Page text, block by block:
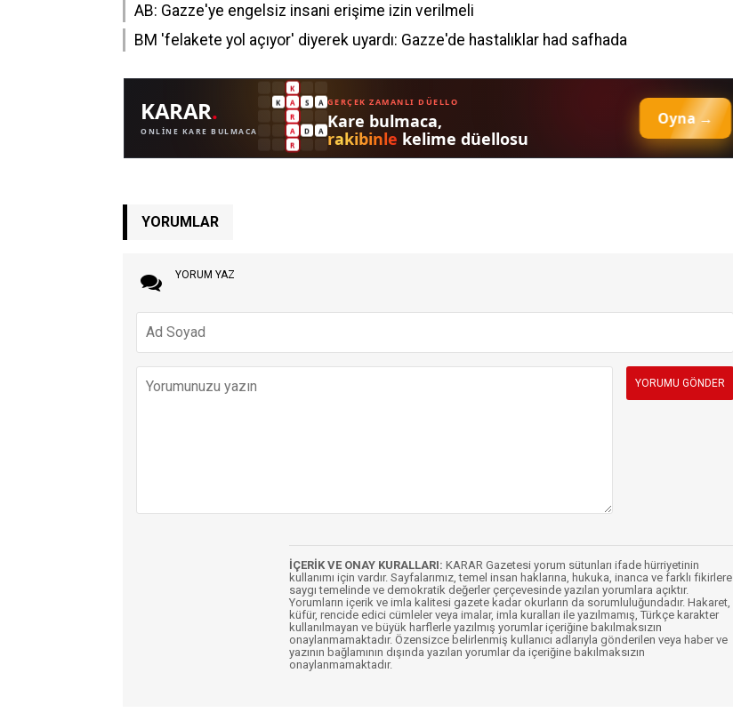
AB: Gazze'ye engelsiz insani erişime izin verilmeli
BM 'felakete yol açıyor' diyerek uyardı: Gazze'de hastalıklar had safhada
YORUMLAR
YORUM YAZ
İÇERİK VE ONAY KURALLARI: KARAR Gazetesi yorum sütunları ifade hürriyetinin
kullanımı için vardır. Sayfalarımız, temel insan haklarına, hukuka, inanca ve farklı fikirlere
saygı temelinde ve demokratik değerler çerçevesinde yazılan yorumlara açıktır.
Yorumların içerik ve imla kalitesi gazete kadar okurların da sorumluluğundadır. Hakaret,
küfür, rencide edici cümleler veya imalar, imla kuralları ile yazılmamış, Türkçe karakter
kullanılmayan ve büyük harflerle yazılmış yorumlar içeriğine bakılmaksızın
onaylanmamaktadır. Özensizce belirlenmiş kullanıcı adlarıyla gönderilen veya haber ve
yazının bağlamının dışında yazılan yorumlar da içeriğine bakılmaksızın
onaylanmamaktadır.